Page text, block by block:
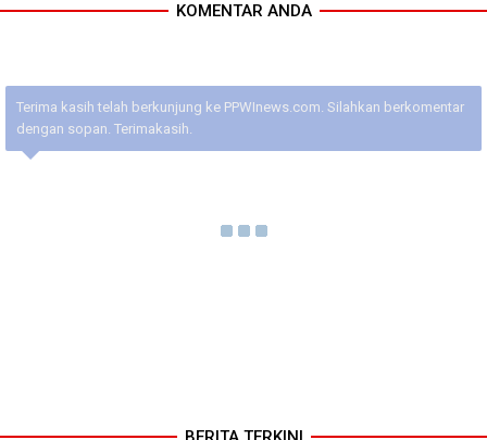
KOMENTAR ANDA
Terima kasih telah berkunjung ke PPWInews.com. Silahkan berkomentar
dengan sopan. Terimakasih.